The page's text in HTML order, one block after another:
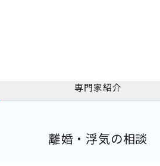
専門家紹介
離婚・浮気の相談